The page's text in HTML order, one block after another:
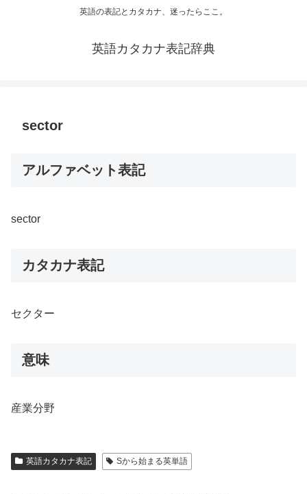
英語の表記とカタカナ、迷ったらここ。
英語カタカナ表記辞典
sector
アルファベット表記
sector
カタカナ表記
セクター
意味
産業分野
英語カタカナ表記 Sから始まる英単語